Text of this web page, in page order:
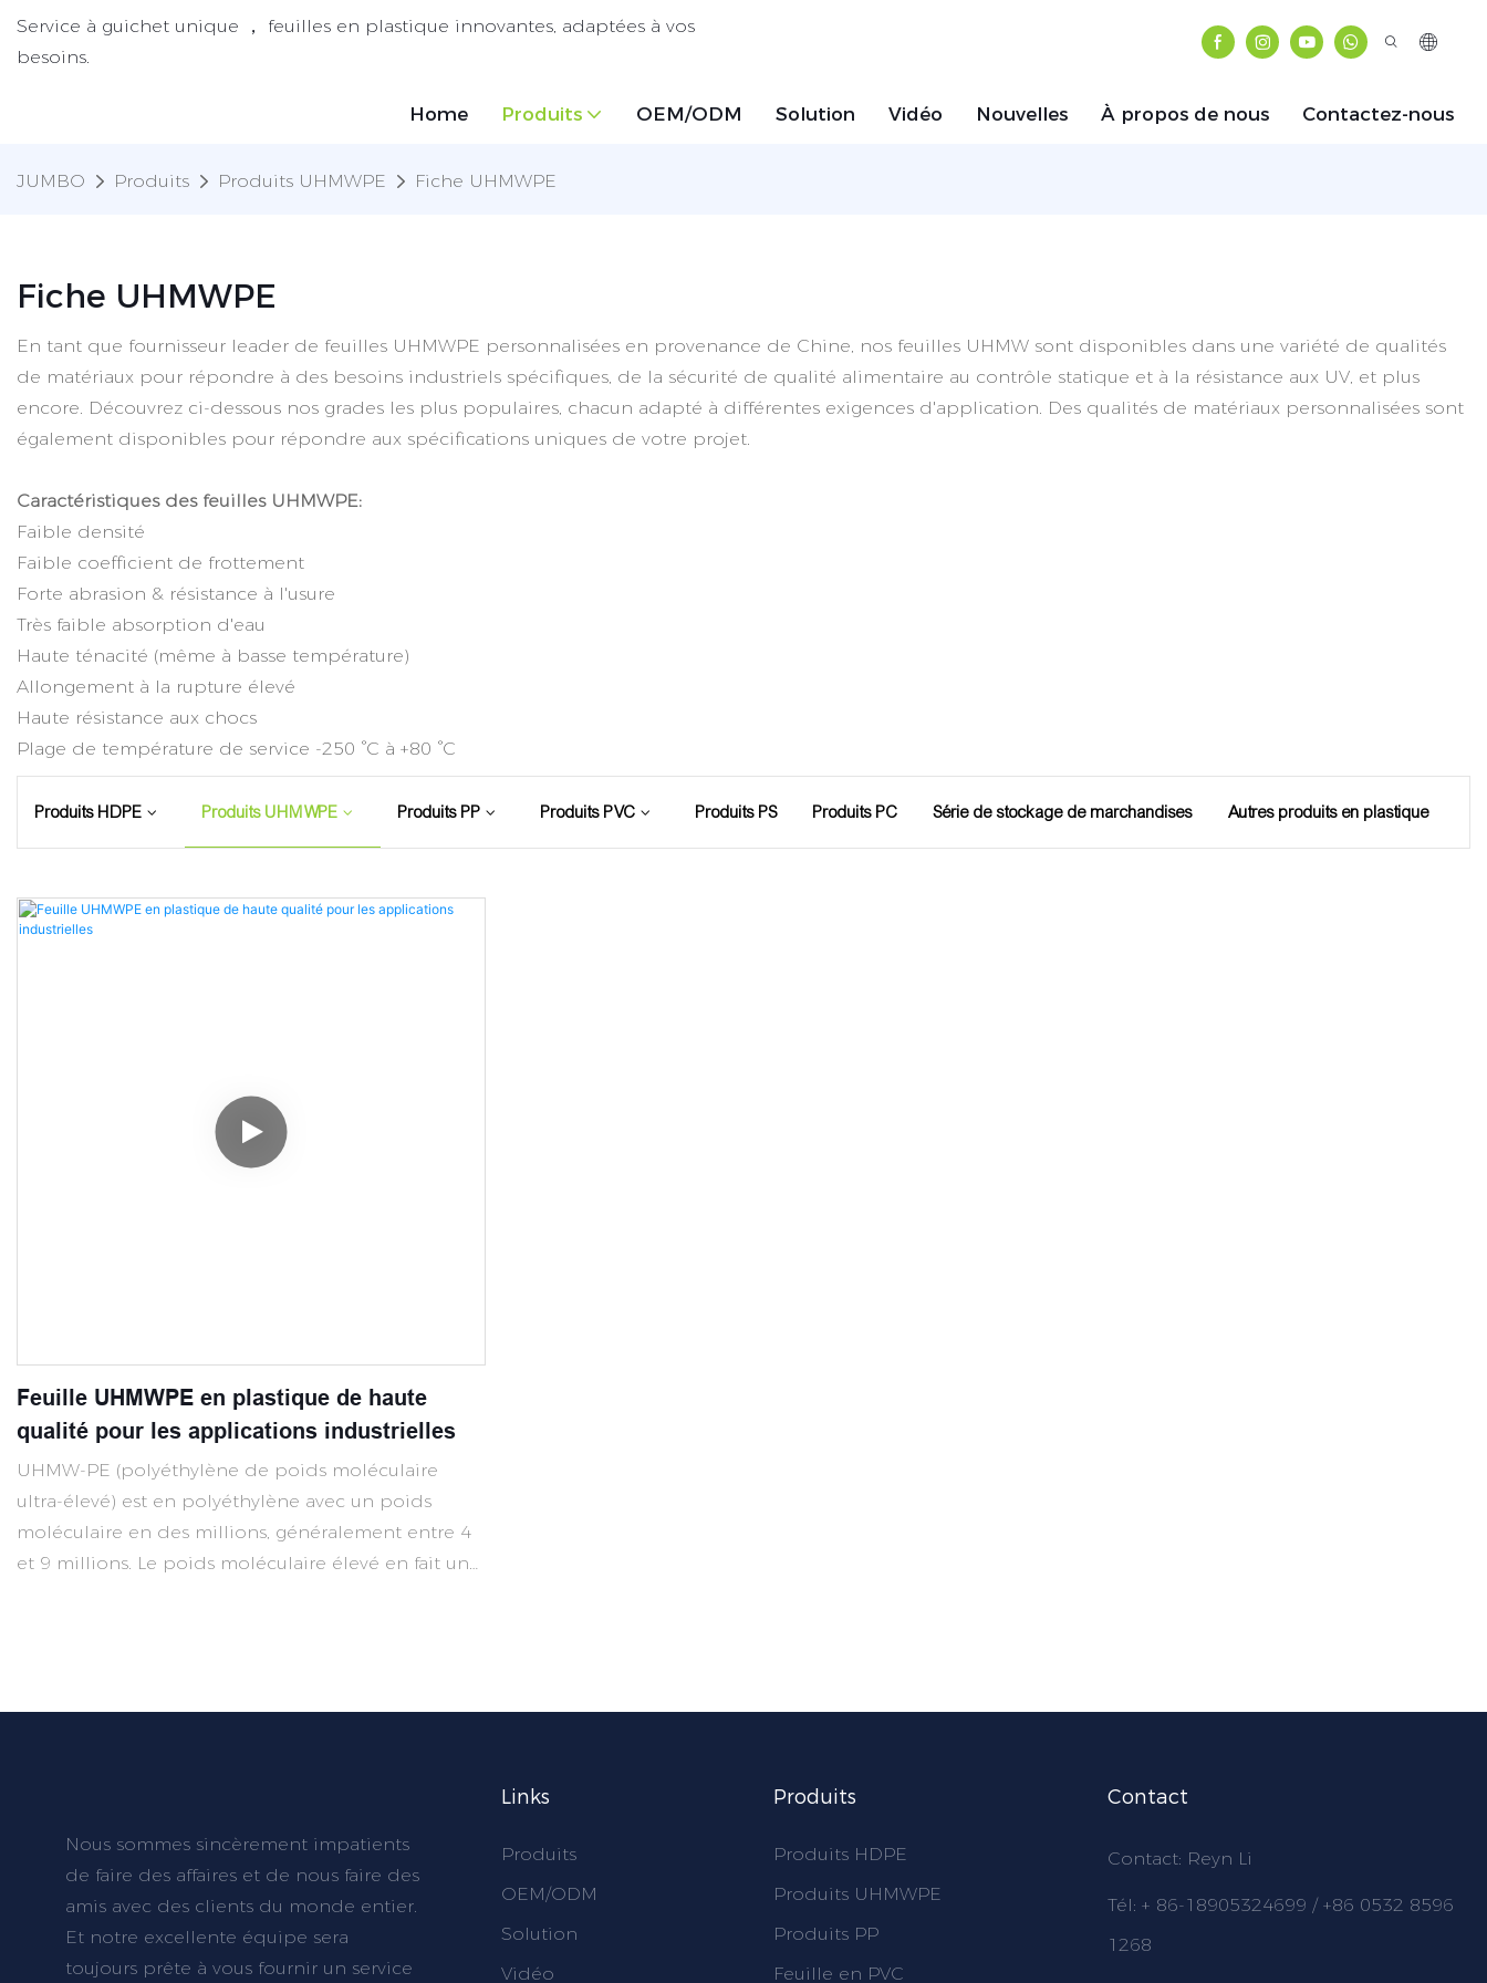
Service à guichet unique ， feuilles en plastique innovantes, adaptées à vos
besoins.
Home Produits OEM/ODM Solution Vidéo Nouvelles À propos de nous Contactez-nous
JUMBO Produits Produits UHMWPE Fiche UHMWPE
Fiche UHMWPE
En tant que fournisseur leader de feuilles UHMWPE personnalisées en provenance de Chine, nos feuilles UHMW sont disponibles dans une variété de qualités
de matériaux pour répondre à des besoins industriels spécifiques, de la sécurité de qualité alimentaire au contrôle statique et à la résistance aux UV, et plus
encore. Découvrez ci-dessous nos grades les plus populaires, chacun adapté à différentes exigences d'application. Des qualités de matériaux personnalisées sont
également disponibles pour répondre aux spécifications uniques de votre projet.
Caractéristiques des feuilles UHMWPE:
Faible densité
Faible coefficient de frottement
Forte abrasion & résistance à l'usure
Très faible absorption d'eau
Haute ténacité (même à basse température)
Allongement à la rupture élevé
Haute résistance aux chocs
Plage de température de service -250 °C à +80 °C
Produits HDPE Produits UHMWPE Produits PP Produits PVC Produits PS Produits PC Série de stockage de marchandises Autres produits en plastique
Feuille UHMWPE en plastique de haute
qualité pour les applications industrielles
UHMW-PE (polyéthylène de poids moléculaire
ultra-élevé) est en polyéthylène avec un poids
moléculaire en des millions, généralement entre 4
et 9 millions. Le poids moléculaire élevé en fait un
l'inflammation et une résistance électrostatique
Nous sommes sincèrement impatients
de faire des affaires et de nous faire des
amis avec des clients du monde entier.
Et notre excellente équipe sera
toujours prête à vous fournir un service
Links
Produits
OEM/ODM
Solution
Vidéo
Produits
Produits HDPE
Produits UHMWPE
Produits PP
Feuille en PVC
Contact
Contact: Reyn Li
Tél: + 86-18905324699 / +86 0532 8596
1268